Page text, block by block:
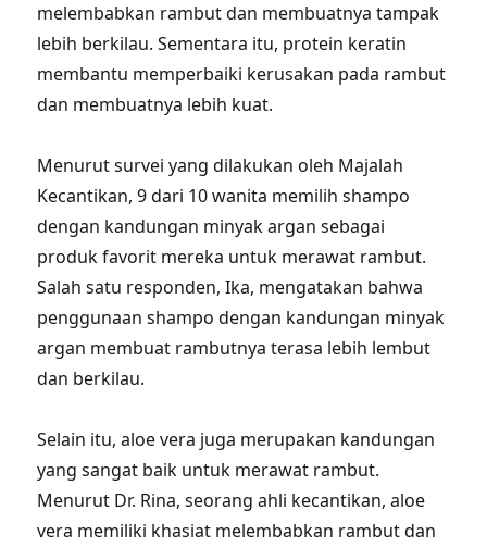
melembabkan rambut dan membuatnya tampak
lebih berkilau. Sementara itu, protein keratin
membantu memperbaiki kerusakan pada rambut
dan membuatnya lebih kuat.
Menurut survei yang dilakukan oleh Majalah
Kecantikan, 9 dari 10 wanita memilih shampo
dengan kandungan minyak argan sebagai
produk favorit mereka untuk merawat rambut.
Salah satu responden, Ika, mengatakan bahwa
penggunaan shampo dengan kandungan minyak
argan membuat rambutnya terasa lebih lembut
dan berkilau.
Selain itu, aloe vera juga merupakan kandungan
yang sangat baik untuk merawat rambut.
Menurut Dr. Rina, seorang ahli kecantikan, aloe
vera memiliki khasiat melembabkan rambut dan